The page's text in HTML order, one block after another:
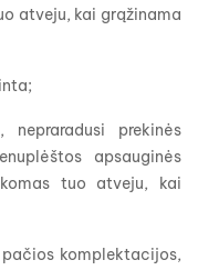
atveju, kai grąžinama
prekinės
apsauginės
tuo atveju, kai
komplektacijos,